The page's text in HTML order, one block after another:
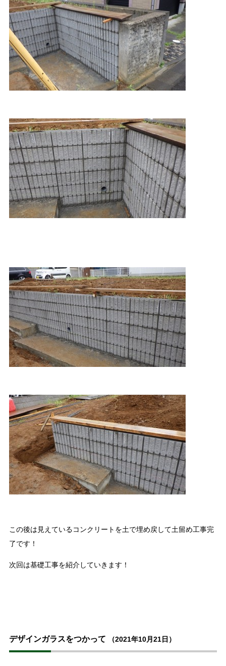
この後は見えているコンクリートを土で埋め戻して土留め工事完
了です！
次回は基礎工事を紹介していきます！
デザインガラスをつかって （2021年10月21日）